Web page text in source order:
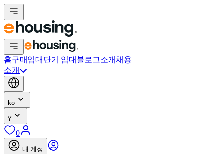
홈구매 임대 단기 임대 블로그소개 채용
소개
ko
¥
0
내 계정